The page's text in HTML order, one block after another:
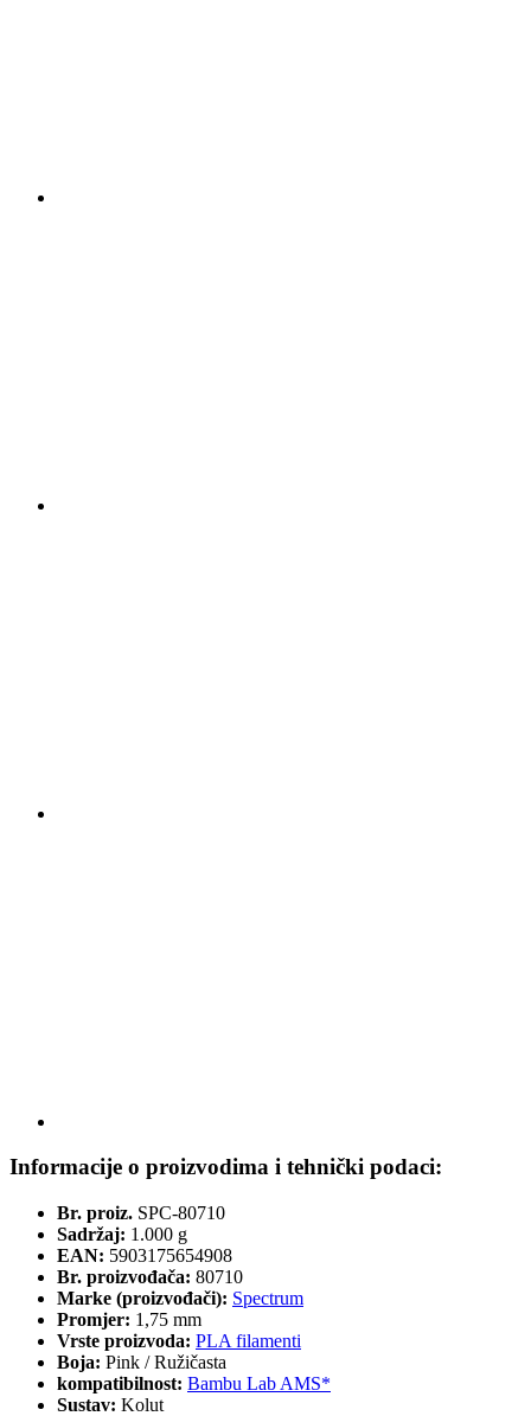
Informacije o proizvodima i tehnički podaci:
Br. proiz. SPC-80710
Sadržaj: 1.000 g
EAN: 5903175654908
Br. proizvođača: 80710
Marke (proizvođači): Spectrum
Promjer: 1,75 mm
Vrste proizvoda: PLA filamenti
Boja: Pink / Ružičasta
kompatibilnost: Bambu Lab AMS*
Sustav: Kolut